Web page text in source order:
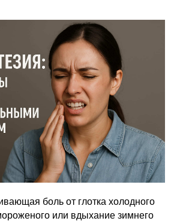
боль от глотка холодного
или вдыхание зимнего